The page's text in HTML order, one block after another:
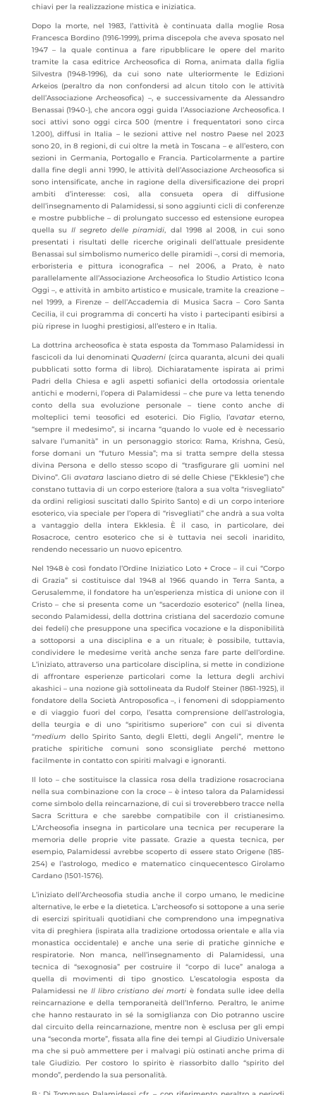
chiavi per la realizzazione mistica e iniziatica.
Dopo la morte, nel 1983, l’attività è continuata dalla moglie Rosa
Francesca Bordino (1916-1999), prima discepola che aveva sposato nel
1947 – la quale continua a fare ripubblicare le opere del marito
tramite la casa editrice Archeosofica di Roma, animata dalla figlia
Silvestra (1948-1996), da cui sono nate ulteriormente le Edizioni
Arkeios (peraltro da non confondersi ad alcun titolo con le attività
dell’Associazione Archeosofica) –, e successivamente da Alessandro
Benassai (1940-), che ancora oggi guida l’Associazione Archeosofica. I
soci attivi sono oggi circa 500 (mentre i frequentatori sono circa
1.200), diffusi in Italia – le sezioni attive nel nostro Paese nel 2023
sono 20, in 8 regioni, di cui oltre la metà in Toscana – e all’estero, con
sezioni in Germania, Portogallo e Francia. Particolarmente a partire
dalla fine degli anni 1990, le attività dell’Associazione Archeosofica si
sono intensificate, anche in ragione della diversificazione dei propri
ambiti d’interesse: così, alla consueta opera di diffusione
dell’insegnamento di Palamidessi, si sono aggiunti cicli di conferenze
e mostre pubbliche – di prolungato successo ed estensione europea
quella suIl segreto delle piramidi, dal 1998 al 2008, in cui sono
presentati i risultati delle ricerche originali dell’attuale presidente
Benassai sul simbolismo numerico delle piramidi –, corsi di memoria,
erboristeria e pittura iconografica – nel 2006, a Prato, è nato
parallelamente all’Associazione Archeosofica lo Studio Artistico Icona
Oggi –, e attività in ambito artistico e musicale, tramite la creazione –
nel 1999, a Firenze – dell’Accademia di Musica Sacra – Coro Santa
Cecilia, il cui programma di concerti ha visto i partecipanti esibirsi a
più riprese in luoghi prestigiosi, all’estero e in Italia.
La dottrina archeosofica è stata esposta da Tommaso Palamidessi in
fascicoli da lui denominatiQuaderni (circa quaranta, alcuni dei quali
pubblicati sotto forma di libro). Dichiaratamente ispirata ai primi
Padri della Chiesa e agli aspetti sofianici della ortodossia orientale
antichi e moderni, l’opera di Palamidessi – che pure va letta tenendo
conto della sua evoluzione personale – tiene conto anche di
molteplici temi teosofici ed esoterici. Dio Figlio, l’avatareterno,
“sempre il medesimo”, si incarna “quando lo vuole ed è necessario
salvare l’umanità” in un personaggio storico: Rama, Krishna, Gesù,
forse domani un “futuro Messia”; ma si tratta sempre della stessa
divina Persona e dello stesso scopo di “trasfigurare gli uomini nel
Divino”. Gliavatara lasciano dietro di sé delle Chiese (“Ekklesie”) che
constano tuttavia di un corpo esteriore (talora a sua volta “risvegliato”
da ordini religiosi suscitati dallo Spirito Santo) e di un corpo interiore
esoterico, via speciale per l’opera di “risvegliati” che andrà a sua volta
a vantaggio della intera Ekklesia. È il caso, in particolare, dei
Rosacroce, centro esoterico che si è tuttavia nei secoli inaridito,
rendendo necessario un nuovo epicentro.
Nel 1948 è così fondato l’Ordine Iniziatico Loto + Croce – il cui “Corpo
di Grazia” si costituisce dal 1948 al 1966 quando in Terra Santa, a
Gerusalemme, il fondatore ha un’esperienza mistica di unione con il
Cristo – che si presenta come un “sacerdozio esoterico” (nella linea,
secondo Palamidessi, della dottrina cristiana del sacerdozio comune
dei fedeli) che presuppone una specifica vocazione e la disponibilità
a sottoporsi a una disciplina e a un rituale; è possibile, tuttavia,
condividere le medesime verità anche senza fare parte dell’ordine.
L’iniziato, attraverso una particolare disciplina, si mette in condizione
di affrontare esperienze particolari come la lettura degli archivi
akashici – una nozione già sottolineata da Rudolf Steiner (1861-1925), il
fondatore della Società Antroposofica –, i fenomeni di sdoppiamento
e di viaggio fuori del corpo, l’esatta comprensione dell’astrologia,
della teurgia e di uno “spiritismo superiore” con cui si diventa
“medium dello Spirito Santo, degli Eletti, degli Angeli”, mentre le
pratiche spiritiche comuni sono sconsigliate perché mettono
facilmente in contatto con spiriti malvagi e ignoranti.
Il loto – che sostituisce la classica rosa della tradizione rosacrociana
nella sua combinazione con la croce – è inteso talora da Palamidessi
come simbolo della reincarnazione, di cui si troverebbero tracce nella
Sacra Scrittura e che sarebbe compatibile con il cristianesimo.
L’Archeosofia insegna in particolare una tecnica per recuperare la
memoria delle proprie vite passate. Grazie a questa tecnica, per
esempio, Palamidessi avrebbe scoperto di essere stato Origene (185-
254) e l’astrologo, medico e matematico cinquecentesco Girolamo
Cardano (1501-1576).
L’iniziato dell’Archeosofia studia anche il corpo umano, le medicine
alternative, le erbe e la dietetica. L’archeosofo si sottopone a una serie
di esercizi spirituali quotidiani che comprendono una impegnativa
vita di preghiera (ispirata alla tradizione ortodossa orientale e alla via
monastica occidentale) e anche una serie di pratiche ginniche e
respiratorie. Non manca, nell’insegnamento di Palamidessi, una
tecnica di “sexognosia” per costruire il “corpo di luce” analoga a
quella di movimenti di tipo gnostico. L’escatologia esposta da
Palamidessi ne Il libro cristiano dei morti è fondata sulle idee della
reincarnazione e della temporaneità dell’Inferno. Peraltro, le anime
che hanno restaurato in sé la somiglianza con Dio potranno uscire
dal circuito della reincarnazione, mentre non è esclusa per gli empi
una “seconda morte”, fissata alla fine dei tempi al Giudizio Universale
ma che si può ammettere per i malvagi più ostinati anche prima di
tale Giudizio. Per costoro lo spirito è riassorbito dallo “spirito del
mondo”, perdendo la sua personalità.